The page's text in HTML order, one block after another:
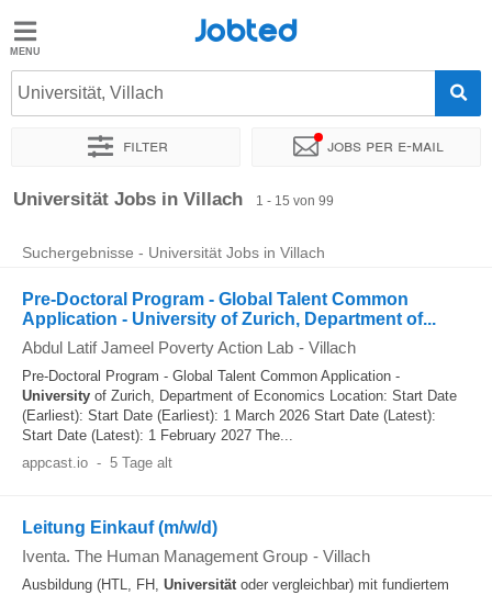
Jobted
Jobs
Jobted
Universität, Villach
Filter Jobs per e-mail
Sortieren nach Genauer Standort Unternehmen
Universität Jobs in Villach 1 - 15 von 99
Suchergebnisse - Universität Jobs in Villach
Pre-Doctoral Program - Global Talent Common
Application - University of Zurich, Department of...
Abdul Latif Jameel Poverty Action Lab - Villach
Pre-Doctoral Program - Global Talent Common Application -
University of Zurich, Department of Economics Location: Start Date
(Earliest): Start Date (Earliest): 1 March 2026 Start Date (Latest):
Start Date (Latest): 1 February 2027 The...
appcast.io - 5 Tage alt
Leitung Einkauf (m/w/d)
Iventa. The Human Management Group - Villach
Ausbildung (HTL, FH, Universitätoder vergleichbar) mit fundiertem